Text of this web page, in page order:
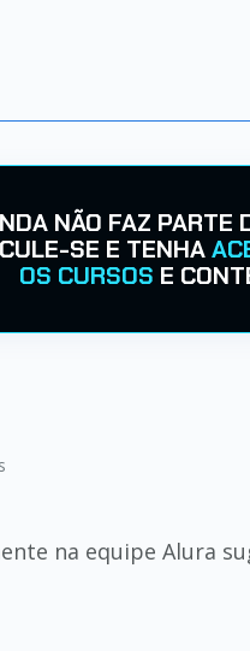
NÃO FAZ PARTE
SE E TENHA
OS CURSOS E
na equipe Alura